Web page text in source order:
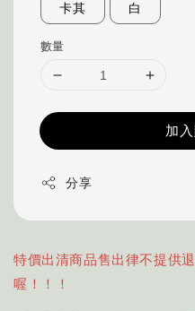
卡其 白
數量
加
分享
特價出清商品售出律不提供
喔！！！